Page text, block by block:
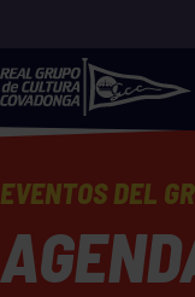
EVENTOS DEL